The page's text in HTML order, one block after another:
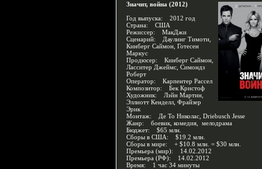
Значит, война (2012)
Год выпуска: 2012 год
Страна: США
Режиссер: МакДжи
Сценарий: Даулинг Тимоти,
Кинберг Саймон, Готесен
Маркус
Продюсер: Кинберг Саймон,
Ласситер Джеймс, Симондз
Роберт
Оператор: Карпентер Рассел
Композитор: Бек Кристоф
Художник: Лэйн Мартин,
Эллиотт Кенделл, Фрайзер
Эрик
Монтаж: Де То Николас, Driebusch Jesse
Жанр: боевик, комедия, мелодрама
Бюджет: $65 млн.
Сборы в США: $19.2 млн.
Сборы в мире: + $10.8 млн. = $30 млн.
Премьера (мир): 14.02.2012
Премьера (РФ): 14.02.2012
Время: 1 час 34 минуты